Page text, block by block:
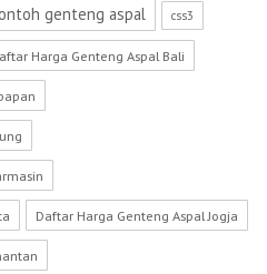
genteng aspal css3
Harga Genteng Aspal Bali
Daftar Harga Genteng Aspal Jogja